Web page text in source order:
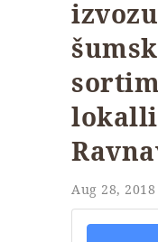
Aug 28, 2018